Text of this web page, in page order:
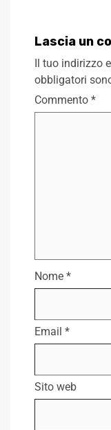
Lascia un
Il tuo indirizzo
obbligatori
Commento *
Nome *
Email *
Sito web